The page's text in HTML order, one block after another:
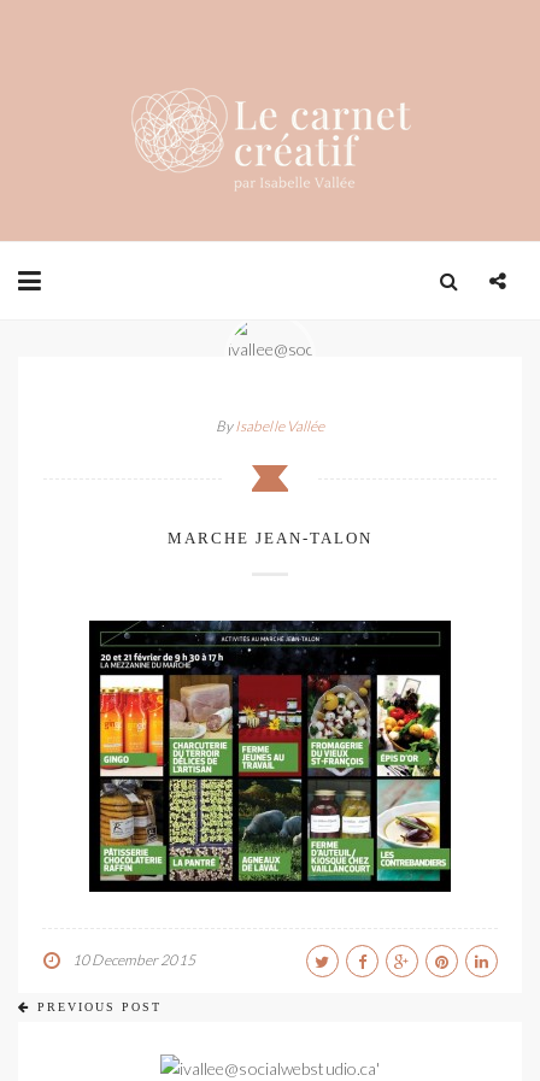
ByIsabelle Vallée
MARCHE JEAN-TALON
10 December 2015
PREVIOUS POST